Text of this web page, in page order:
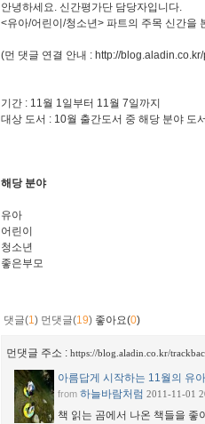
안녕하세요. 신간평가단 담당자입니다.
<유아/어린이/청소년> 파트의 주목 신간을
(먼 댓글 연결 안내 : http://
기간 : 11월 1일부터 11월 7일까지
대상 도서 : 10월 출간도서 중 해당 분야 도서
해당 분야
유아
어린이
청소년
좋은부모
댓글(1) 먼댓글(19) 좋아요(0)
먼댓글 주소 : https://blog.aladin.co.kr/
아름답게 시작하는 11월의 유
from 하늘바람처럼 2011-11-01
책 읽는 곰에서 나온 책들을 좋